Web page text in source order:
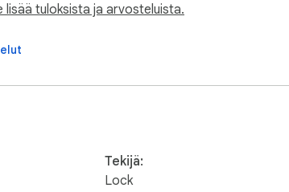
lisää tuloksista ja arvosteluista.
Tekijä:
Lock